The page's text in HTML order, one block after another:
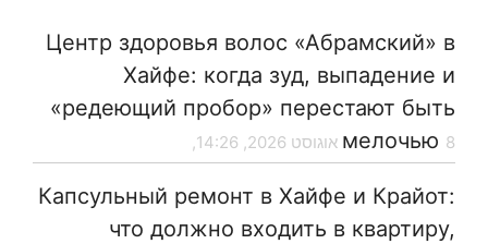
Центр здоровья волос «Абрaмский» в
Хайфе: когда зуд, выпадение и
«редеющий пробор» перестают быть
мелочью 8 אוגוסט 2026, 14:26,
Капсульный ремонт в Хайфе и Крайот:
что должно входить в квартиру,